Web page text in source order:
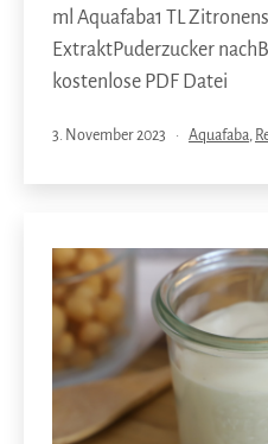
ml Aquafaba1 TL
ExtraktPuderzucker
kostenlose PDF Datei
Veröffentlicht
3. November 2023
Kategorisiert
Aquafaba,